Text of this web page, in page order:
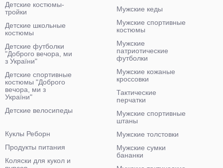
Детские костюмы-
тройки
Детские школьные
костюмы
Детские футболки
"Доброго вечора, ми
з України"
Детские спортивные
костюмы "Доброго
вечора, ми з
України"
Детские велосипеды
Мужские кеды
Мужские спортивные
костюмы
Мужские
патриотические
футболки
Мужские кожаные
кроссовки
Тактические
перчатки
Мужские спортивные
штаны
Мужские толстовки
Мужские сумки
бананки
Куклы Реборн
Продукты питания
Коляски для кукол и